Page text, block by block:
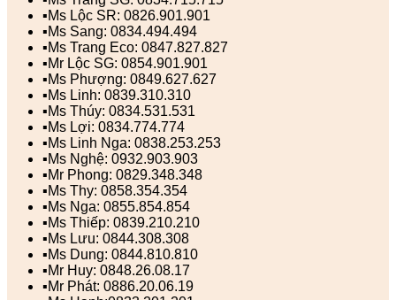
▪️Ms Lộc SR: 0826.901.901
▪️Ms Sang: 0834.494.494
▪️Ms Trang Eco: 0847.827.827
▪️Mr Lộc SG: 0854.901.901
▪️Ms Phượng: 0849.627.627
▪️Ms Linh: 0839.310.310
▪️Ms Thúy: 0834.531.531
▪️Ms Lợi: 0834.774.774
▪️Ms Linh Nga: 0838.253.253
▪️Ms Nghệ: 0932.903.903
▪️Mr Phong: 0829.348.348
▪️Ms Thy: 0858.354.354
▪️Ms Nga: 0855.854.854
▪️Ms Thiếp: 0839.210.210
▪️Ms Lưu: 0844.308.308
▪️Ms Dung: 0844.810.810
▪️Mr Huy: 0848.26.08.17
▪️Mr Phát: 0886.20.06.19